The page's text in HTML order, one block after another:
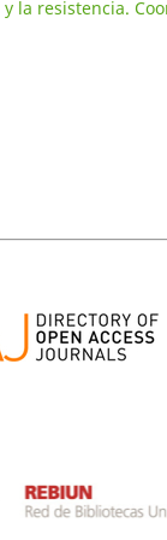
la resistencia.